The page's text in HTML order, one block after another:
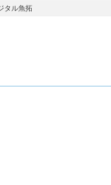
タル魚拓